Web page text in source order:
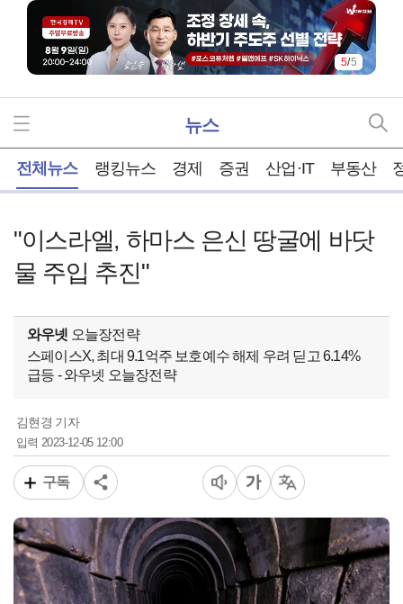
5/5
뉴스
전체뉴스 랭킹뉴스 경제 증권 산업·IT 부동산
"이스라엘, 하마스 은신 땅굴에 바닷
물 주입 추진"
와우넷 오늘장전략
스페이스X, 최대 9.1억주 보호예수 해제 우려 딛고 6.14%
급등 - 와우넷 오늘장전략
김현경 기자
입력2023-12-05 12:00
구독